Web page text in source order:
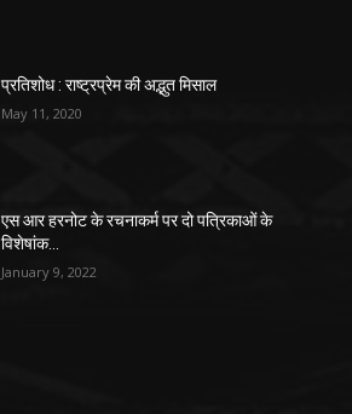
प्रतिशोध : राष्ट्रप्रेम की अद्भुत मिसाल
May 11, 2020
एस आर हरनोट के रचनाकर्म पर दो पत्रिकाओं के
विशेषांक…
January 9, 2022